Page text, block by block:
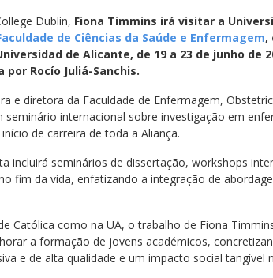
Dublin, Fiona Timmins irá visitar a
de Ciências da Saúde e Enfermagem,
de Alicante, de 19 a 23 de junho de
por Rocío Juliá-Sanchis.
e diretora da Faculdade de Enfermagem,
seminário internacional sobre investigação em
de carreira de toda a Aliança.
incluirá seminários de dissertação, workshops
fim da vida, enfatizando a integração de
Católica como na UA, o trabalho de Fiona
a formação de jovens académicos,
e de alta qualidade e um impacto social tangível